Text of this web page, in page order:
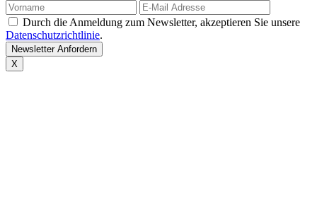
Durch die Anmeldung zum Newsletter, akzeptieren Sie unsere
Datenschutzrichtlinie.
X